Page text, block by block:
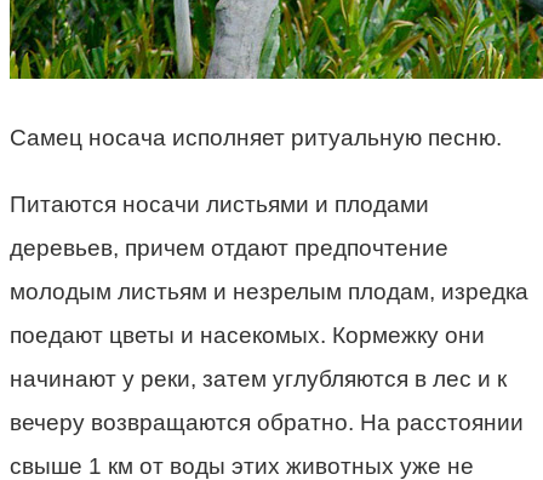
Самец носача исполняет ритуальную песню.
Питаются носачи листьями и плодами
деревьев, причем отдают предпочтение
молодым листьям и незрелым плодам, изредка
поедают цветы и насекомых. Кормежку они
начинают у реки, затем углубляются в лес и к
вечеру возвращаются обратно. На расстоянии
свыше 1 км от воды этих животных уже не